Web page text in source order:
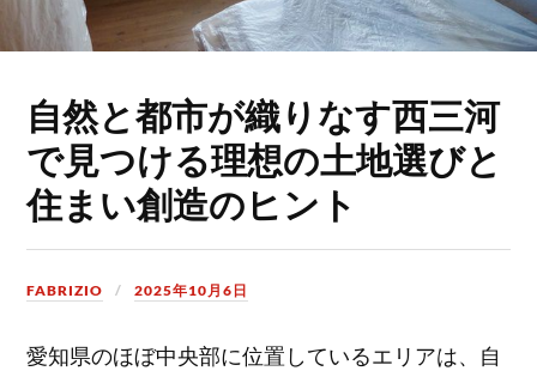
自然と都市が織りなす西三河
で見つける理想の土地選びと
住まい創造のヒント
FABRIZIO 2025年10月6日
愛知県のほぼ中央部に位置しているエリアは、自